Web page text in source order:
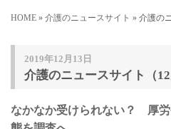
HOME » 介護のニュースサイト » 介護の
2019年12月13日
介護のニュースサイト（12
なかなか受けられない？ 厚